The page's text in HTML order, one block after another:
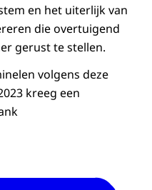
en het uiterlijk van
die overtuigend
gerust te stellen.
volgens deze
kreeg een